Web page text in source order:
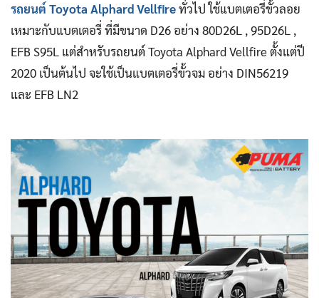
รถยนต์ Toyota Alphard Vellfireทั่วไป ใช้แบตเตอรี่ขั้วลอย
เหมาะกับแบตเตอรี่ ที่มีขนาด D26 อย่าง 80D26L , 95D26L ,
EFB S95L แต่สำหรับรถยนต์ Toyota Alphard Vellfire ตั้งแต่ปี
2020 เป็นต้นไป จะใช้เป็นแบตเตอรี่ขั้วจม อย่าง DIN56219
และ EFB LN2